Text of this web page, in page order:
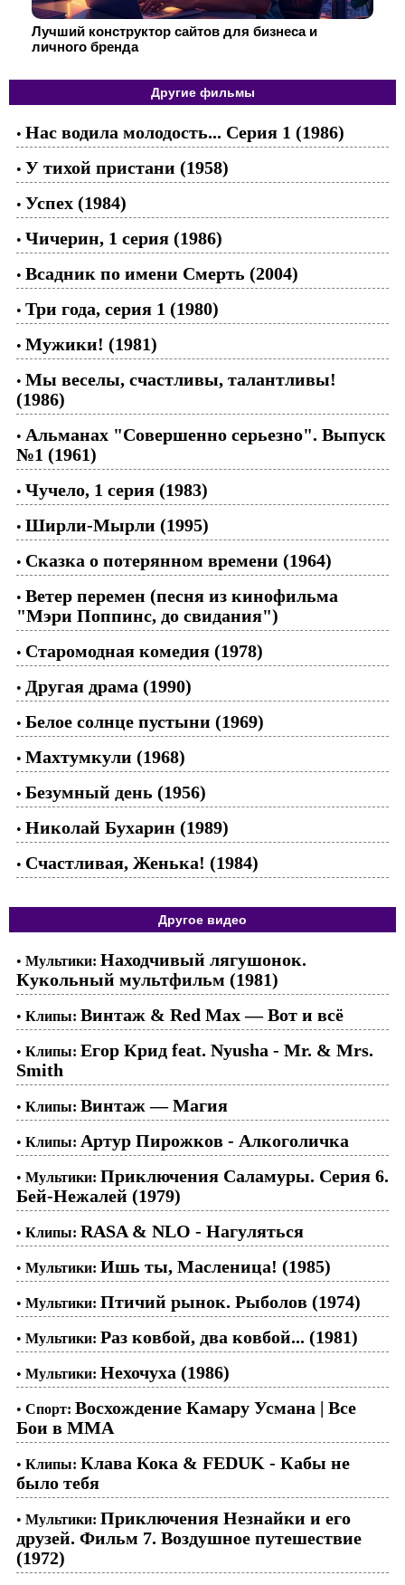
Лучший конструктор сайтов для бизнеса и
личного бренда
Другие фильмы
• Нас водила молодость... Серия 1 (1986)
• У тихой пристани (1958)
• Успех (1984)
• Чичерин, 1 серия (1986)
• Всадник по имени Смерть (2004)
• Три года, серия 1 (1980)
• Мужики! (1981)
• Мы веселы, счастливы, талантливы!
(1986)
• Альманах "Совершенно серьезно". Выпуск
№1 (1961)
• Чучело, 1 серия (1983)
• Ширли-Мырли (1995)
• Сказка о потерянном времени (1964)
• Ветер перемен (песня из кинофильма
"Мэри Поппинс, до свидания")
• Старомодная комедия (1978)
• Другая драма (1990)
• Белое солнце пустыни (1969)
• Махтумкули (1968)
• Безумный день (1956)
• Николай Бухарин (1989)
• Счастливая, Женька! (1984)
Другое видео
• Мультики: Находчивый лягушонок.
Кукольный мультфильм (1981)
• Клипы: Винтаж & Red Max — Вот и всё
• Клипы: Егор Крид feat. Nyusha - Mr. & Mrs.
Smith
• Клипы: Винтаж — Магия
• Клипы: Артур Пирожков - Алкоголичка
• Мультики: Приключения Саламуры. Серия 6.
Бей-Нежалей (1979)
• Клипы: RASA & NLO - Нагуляться
• Мультики: Ишь ты, Масленица! (1985)
• Мультики: Птичий рынок. Рыболов (1974)
• Мультики: Раз ковбой, два ковбой... (1981)
• Мультики: Нехочуха (1986)
• Спорт: Восхождение Камару Усмана | Все
Бои в ММА
• Клипы: Клава Кока & FEDUK - Кабы не
было тебя
• Мультики: Приключения Незнайки и его
друзей. Фильм 7. Воздушное путешествие
(1972)